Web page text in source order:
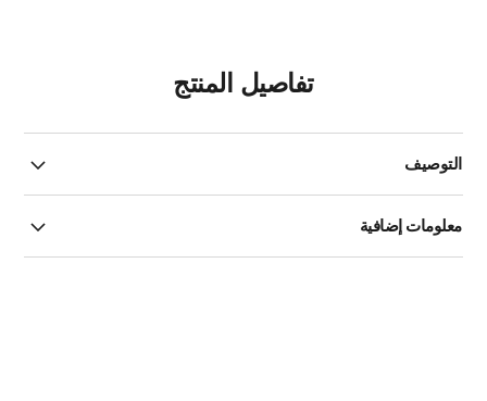
تفاصيل المنتج
التوصيف
معلومات إضافية